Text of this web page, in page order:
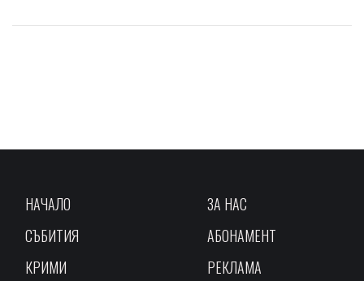
НАЧАЛО
СЪБИТИЯ
КРИМИ
ЗА НАС
АБОНАМЕНТ
РЕКЛАМА